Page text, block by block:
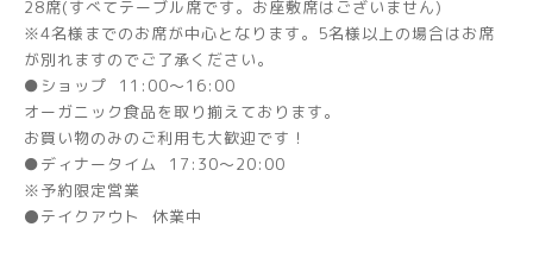
28席(すべてテーブル席です。お座敷席はございません)
※4名様までのお席が中心となります。5名様以上の場合はお席
が別れますのでご了承ください。
●ショップ 11:00～16:00
オーガニック食品を取り揃えております。
お買い物のみのご利用も大歓迎です！
●ディナータイム 17:30～20:00
※予約限定営業
⚫テイクアウト 休業中